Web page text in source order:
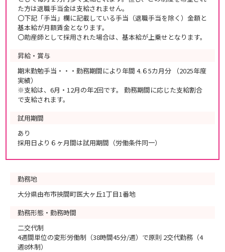
た方は退職手当金は支給されません。
〇下記「手当」欄に記載している手当（退職手当を除く）金額と
基本給が月額賃金となります。
〇助産師として採用された場合は、基本給が上乗せとなります。
昇給・賞与
期末勤勉手当・・・勤務期間により年間 4.６5カ月分 （2025年度
実績）
※支給は、6月・12月の年2回です。 勤務期間に応じた支給割合
で支給されます。
試用期間
あり
採用日より６ヶ月間は試用期間（労働条件同一）
勤務地
大分県由布市挾間町医大ヶ丘1丁目1番地
勤務形態・勤務時間
二交代制
4週間単位の変形労働制（38時間45分/週）で原則 2交代勤務（4
週8休制）